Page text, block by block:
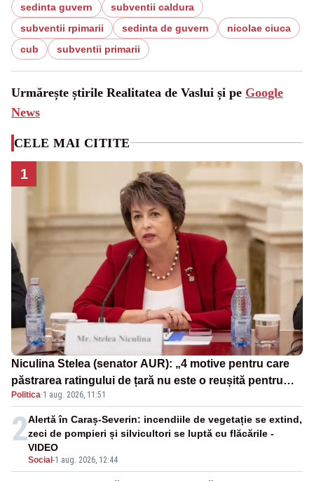
sedinta guvern
subventii caldura
subventii rpimarii
sedinta de guvern
nicolae ciuca
cub
subventii primarii
Urmărește știrile Realitatea de Vaslui și pe Google
News
CELE MAI CITITE
1
Niculina Stelea (senator AUR): „4 motive pentru care
păstrarea ratingului de țară nu este o reușită pentru
Guvernul Bolojan”
Politica·1 aug. 2026, 11:51
2
Social -1 aug. 2026, 12:44
Alertă în Caraș-Severin: incendiile de vegetație se extind,
zeci de pompieri și silvicultori se luptă cu flăcările -
VIDEO